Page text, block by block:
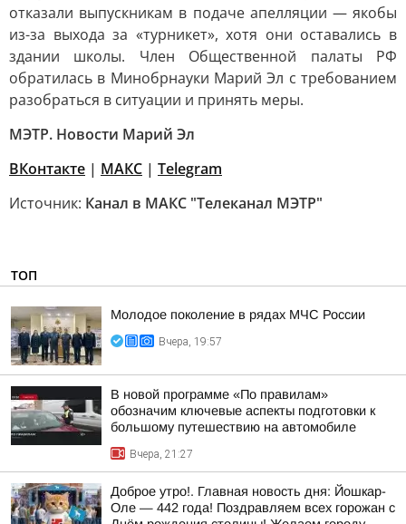
отказали выпускникам в подаче апелляции — якобы
из-за выхода за «турникет», хотя они оставались в
здании школы. Член Общественной палаты РФ
обратилась в Минобрнауки Марий Эл с требованием
разобраться в ситуации и принять меры.
МЭТР. Новости Марий Эл
ВКонтакте | MAКС | Telegram
Источник: Канал в МАКС "Телеканал МЭТР"
ТОП
Молодое поколение в рядах МЧС России
Вчера, 19:57
В новой программе «По правилам»
обозначим ключевые аспекты подготовки к
большому путешествию на автомобиле
Вчера, 21:27
Доброе утро!. Главная новость дня: Йошкар-
Оле — 442 года! Поздравляем всех горожан с